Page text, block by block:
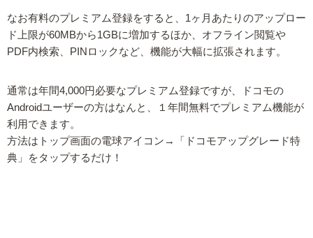
なお有料のプレミアム登録をすると、1ヶ月あたりのアップロー
ド上限が60MBから1GBに増加するほか、オフライン閲覧や
PDF内検索、PINロックなど、機能が大幅に拡張されます。
通常は年間4,000円必要なプレミアム登録ですが、ドコモの
Androidユーザーの方はなんと、１年間無料でプレミアム機能が
利用できます。
方法はトップ画面の電球アイコン→「ドコモアップグレード特
典」をタップするだけ！